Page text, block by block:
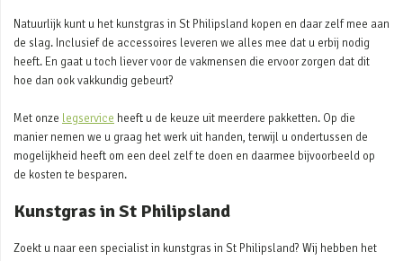
Natuurlijk kunt u het kunstgras in St Philipsland kopen en daar zelf mee aan
de slag. Inclusief de accessoires leveren we alles mee dat u erbij nodig
heeft. En gaat u toch liever voor de vakmensen die ervoor zorgen dat dit
hoe dan ook vakkundig gebeurt?
Met onze legservice heeft u de keuze uit meerdere pakketten. Op die
manier nemen we u graag het werk uit handen, terwijl u ondertussen de
mogelijkheid heeft om een deel zelf te doen en daarmee bijvoorbeeld op
de kosten te besparen.
Kunstgras in St Philipsland
Zoekt u naar een specialist in kunstgras in St Philipsland? Wij hebben het